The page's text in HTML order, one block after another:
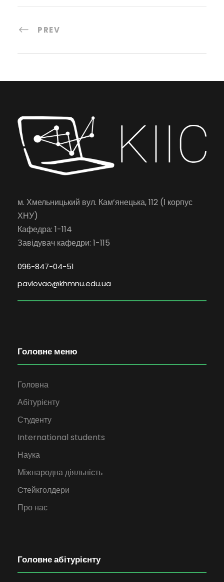
PREV
м. Хмельницький вул. Кам’янецька, 112 (І корпус
ХНУ)
Кафедра: 1-114
Завідувач кафедри: 1-115
096-847-04-51
pavlovao@khmnu.edu.ua
Головне меню
Головна
Абітурієнту
Студенту
International students
Наука
Міжнародна діяльність
Cтейкголдери
Про нас
Головне абітурієнту